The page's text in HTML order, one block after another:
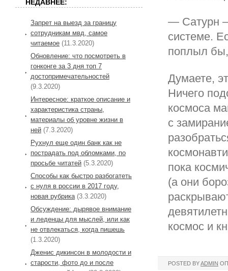
— Сатурн
системе.
поплыл
Думаете,
Ничего
космоса
с
пока
(а они
космос и
POSTED BYADMIN
НЕДАВНЕЕ:
Запрет на выезд за границу
сотрудникам мвд, самое
читаемое (11.3.2020)
Обновление: что посмотреть в
гонконге за 3 дня топ 7
достопримечательностей
(9.3.2020)
Интересное: краткое описание и
характеристика страны,
материалы об уровне жизни в
ней (7.3.2020)
Рухнул еще один банк как не
пострадать под обломками, по
просьбе читатей (5.3.2020)
Способы как быстро разбогатеть
с нуля в россии в 2017 году,
новая рубрика(3.3.2020)
Обсуждение: дырявое внимание
и леденцы для мыслей, или как
не отвлекаться, когда пишешь
(1.3.2020)
Дженис дикинсон в молодости и
старости, фото до и после